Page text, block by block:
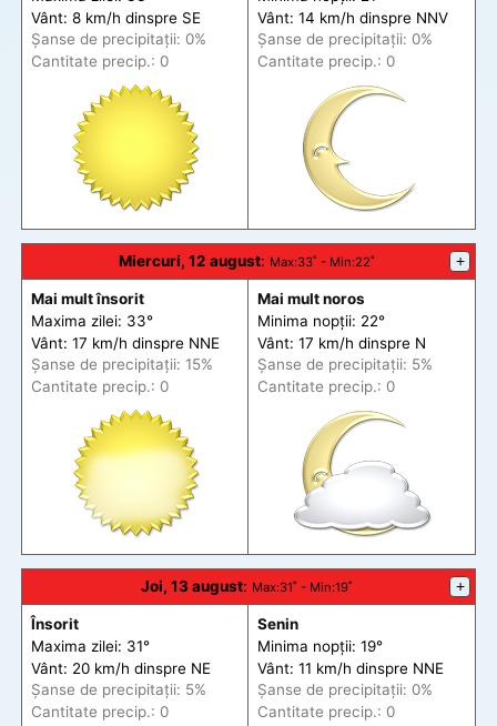
Vânt: 8 km/h dinspre SE
Șanse de precipitații: 0%
Cantitate precip.: 0
Vânt: 14 km/h dinspre NNV
Șanse de precipitații: 0%
Cantitate precip.: 0
Miercuri, 12 august: Max:33˚ - Min:22˚ +
Mai mult însorit
Maxima zilei: 33°
Vânt: 17 km/h dinspre NNE
Șanse de precipitații: 15%
Cantitate precip.: 0
Mai mult noros
Minima nopții: 22°
Vânt: 17 km/h dinspre N
Șanse de precipitații: 5%
Cantitate precip.: 0
Joi, 13 august: Max:31˚ - Min:19˚ +
Însorit
Maxima zilei: 31°
Vânt: 20 km/h dinspre NE
Șanse de precipitații: 5%
Cantitate precip.: 0
Senin
Minima nopții: 19°
Vânt: 11 km/h dinspre NNE
Șanse de precipitații: 0%
Cantitate precip.: 0